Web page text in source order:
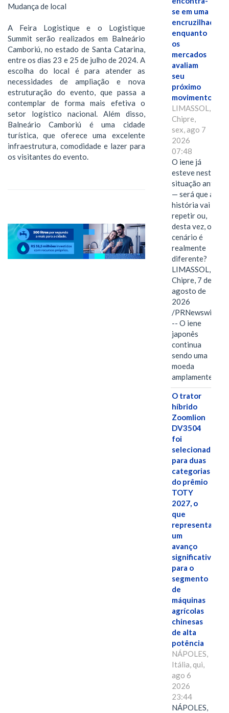
Mudança de local
A Feira Logistique e o Logistique
Summit serão realizados em Balneário
Camboriú, no estado de Santa Catarina,
entre os dias 23 e 25 de julho de 2024. A
escolha do local é para atender as
necessidades de ampliação e nova
estruturação do evento, que passa a
contemplar de forma mais efetiva o
setor logístico nacional. Além disso,
Balneário Camboriú é uma cidade
turística, que oferece uma excelente
infraestrutura, comodidade e lazer para
os visitantes do evento.
se em uma
encruzilhada
enquanto
os
mercados
avaliam
seu
próximo
movimento.
LIMASSOL,
Chipre,
sex, ago 7
2026
07:48
O iene já
esteve nesta
situação antes
— será que a
história vai se
repetir ou,
desta vez, o
cenário é
realmente
diferente?
LIMASSOL,
Chipre, 7 de
agosto de
2026
/PRNewswire/
-- O iene
japonês
continua
sendo uma
moeda
amplamente…
O trator
híbrido
Zoomlion
DV3504
foi
selecionado
para duas
categorias
do prêmio
TOTY
2027, o
que
representa
um
avanço
significativo
para o
segmento
de
máquinas
agrícolas
chinesas
de alta
potência
NÁPOLES,
Itália, qui,
ago 6
2026
23:44
NÁPOLES,